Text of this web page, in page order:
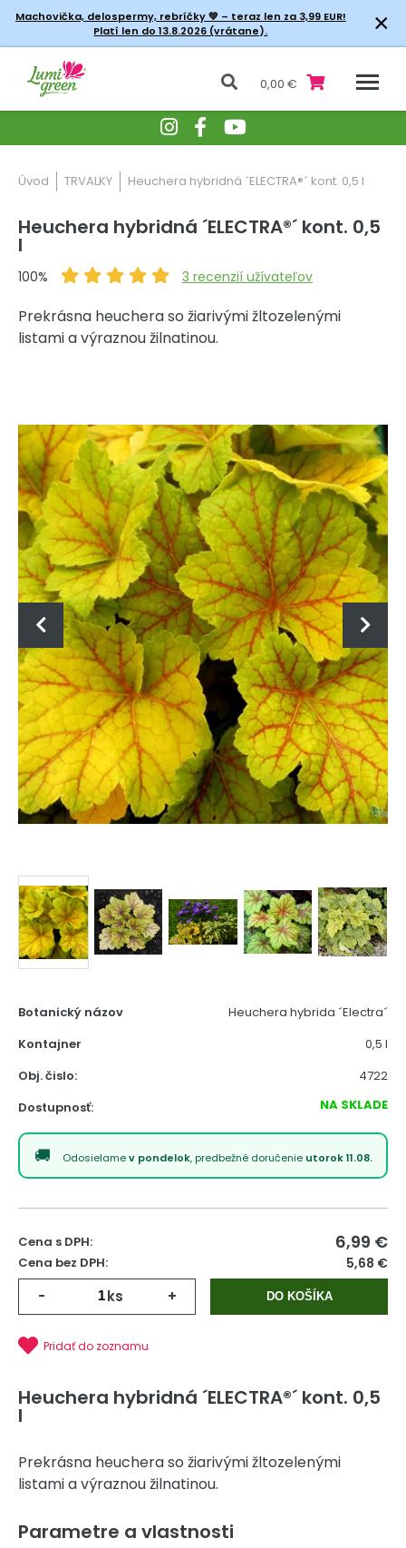
Machovička, delospermy, rebríčky💚 – teraz len za 3,99 EUR!
Platí len do 13.8.2026 (vrátane).
×
0,00 €
Úvod TRVALKY Heuchera hybridná ´ELECTRA®´ kont. 0,5 l
Heuchera hybridná ´ELECTRA®´ kont. 0,5
l
100% 3 recenzií užívateľov
Prekrásna heuchera so žiarivými žltozelenými
listami a výraznou žilnatinou.
Botanický názov
Heuchera hybrida ´Electra´
Kontajner
0,5 l
Obj. čislo:
4722
Dostupnosť:
NA SKLADE
Odosielamev pondelok, predbežné doručenie utorok 11.08.
Cena s DPH: 6,99 €
Cena bez DPH: 5,68 €
- ks + DO KOŠÍKA
Pridať do zoznamu
Heuchera hybridná ´ELECTRA®´ kont. 0,5
l
Prekrásna heuchera so žiarivými žltozelenými
listami a výraznou žilnatinou.
Parametre a vlastnosti